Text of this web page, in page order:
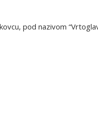
pod nazivom